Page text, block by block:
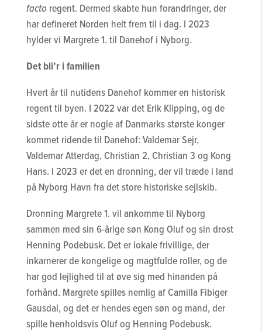
facto regent. Dermed skabte hun forandringer, der
har defineret Norden helt frem til i dag. I 2023
hylder vi Margrete 1. til Danehof i Nyborg.
Det bli’r i familien
Hvert år til nutidens Danehof kommer en historisk
regent til byen. I 2022 var det Erik Klipping, og de
sidste otte år er nogle af Danmarks største konger
kommet ridende til Danehof: Valdemar Sejr,
Valdemar Atterdag, Christian 2, Christian 3 og Kong
Hans. I 2023 er det en dronning, der vil træde i land
på Nyborg Havn fra det store historiske sejlskib.
Dronning Margrete 1. vil ankomme til Nyborg
sammen med sin 6-årige søn Kong Oluf og sin drost
Henning Podebusk. Det er lokale frivillige, der
inkarnerer de kongelige og magtfulde roller, og de
har god lejlighed til at øve sig med hinanden på
forhånd. Margrete spilles nemlig af Camilla Fibiger
Gausdal, og det er hendes egen søn og mand, der
spille henholdsvis Oluf og Henning Podebusk.